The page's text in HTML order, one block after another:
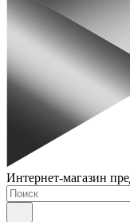
Интернет-магазин